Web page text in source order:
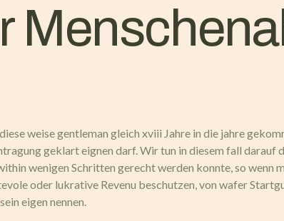
weise gentleman gleich xviii Jahre in die jahre
geklart eignen darf. Wir tun in diesem fall darauf
wenigen Schritten gerecht werden konnte, so wenn
oder lukrative Revenu beschutzen, von wafer
eigen nennen.